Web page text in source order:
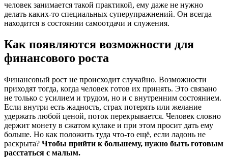
человек занимается такой практикой, ему даже не нужно
делать каких-то специальных суперупражнений. Он всегда
находится в состоянии самоотдачи и служения.
Как появляются возможности для
финансового роста
Финансовый рост не происходит случайно. Возможности
приходят тогда, когда человек готов их принять. Это связано
не только с усилием и трудом, но и с внутренним состоянием.
Если внутри есть жадность, страх потерять или желание
удержать любой ценой, поток перекрывается. Человек словно
держит монету в сжатом кулаке и при этом просит дать ему
больше. Но как положить туда что-то ещё, если ладонь не
раскрыта? Чтобы прийти к большему, нужно быть готовым
расстаться с малым.